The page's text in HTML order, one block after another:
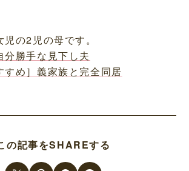
の2児の母です。
分勝手な見下し夫
すめ］義家族と完全同居
の記事をSHAREする